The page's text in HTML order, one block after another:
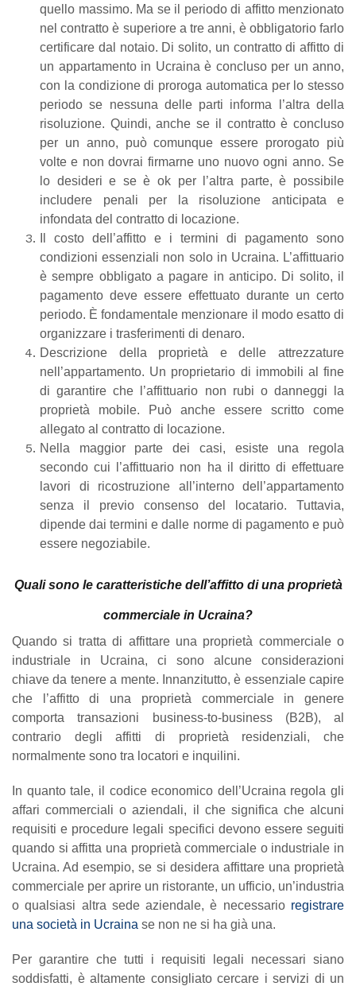
quello massimo. Ma se il periodo di affitto menzionato
nel contratto è superiore a tre anni, è obbligatorio farlo
certificare dal notaio. Di solito, un contratto di affitto di
un appartamento in Ucraina è concluso per un anno,
con la condizione di proroga automatica per lo stesso
periodo se nessuna delle parti informa l’altra della
risoluzione. Quindi, anche se il contratto è concluso
per un anno, può comunque essere prorogato più
volte e non dovrai firmarne uno nuovo ogni anno. Se
lo desideri e se è ok per l’altra parte, è possibile
includere penali per la risoluzione anticipata e
infondata del contratto di locazione.
Il costo dell’affitto e i termini di pagamento sono
condizioni essenziali non solo in Ucraina. L’affittuario
è sempre obbligato a pagare in anticipo. Di solito, il
pagamento deve essere effettuato durante un certo
periodo. È fondamentale menzionare il modo esatto di
organizzare i trasferimenti di denaro.
Descrizione della proprietà e delle attrezzature
nell’appartamento. Un proprietario di immobili al fine
di garantire che l’affittuario non rubi o danneggi la
proprietà mobile. Può anche essere scritto come
allegato al contratto di locazione.
Nella maggior parte dei casi, esiste una regola
secondo cui l’affittuario non ha il diritto di effettuare
lavori di ricostruzione all’interno dell’appartamento
senza il previo consenso del locatario. Tuttavia,
dipende dai termini e dalle norme di pagamento e può
essere negoziabile.
Quali sono le caratteristiche dell’affitto di una proprietà
commerciale in Ucraina?
Quando si tratta di affittare una proprietà commerciale o
industriale in Ucraina, ci sono alcune considerazioni
chiave da tenere a mente. Innanzitutto, è essenziale capire
che l’affitto di una proprietà commerciale in genere
comporta transazioni business-to-business (B2B), al
contrario degli affitti di proprietà residenziali, che
normalmente sono tra locatori e inquilini.
In quanto tale, il codice economico dell’Ucraina regola gli
affari commerciali o aziendali, il che significa che alcuni
requisiti e procedure legali specifici devono essere seguiti
quando si affitta una proprietà commerciale o industriale in
Ucraina. Ad esempio, se si desidera affittare una proprietà
commerciale per aprire un ristorante, un ufficio, un’industria
o qualsiasi altra sede aziendale, è necessario registrare
una società in Ucraina se non ne si ha già una.
Per garantire che tutti i requisiti legali necessari siano
soddisfatti, è altamente consigliato cercare i servizi di un